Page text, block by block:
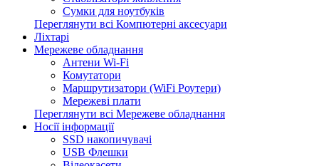
Сумки для ноутбуків
Переглянути всі Компютерні аксесуари
Ліхтарі
Мережеве обладнання
Антени Wi-Fi
Комутатори
Маршрутизатори (WiFi Роутери)
Мережеві плати
Переглянути всі Мережеве обладнання
Носії інформації
SSD накопичувачі
USB Флешки